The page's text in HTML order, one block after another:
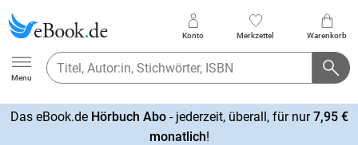
Ebook.de
Menu
Konto Merkzettel Warenkorb
Das eBook.de Hörbuch Abo- jederzeit, überall, für nur7,95 €
monatlich!